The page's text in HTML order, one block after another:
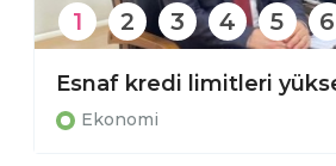
Ekonomi
1 2 3 4 5 6